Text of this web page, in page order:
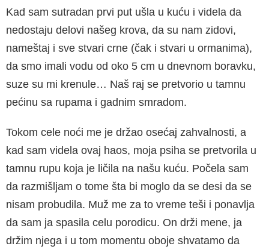
Kad sam sutradan prvi put ušla u kuću i videla da
nedostaju delovi našeg krova, da su nam zidovi,
nameštaj i sve stvari crne (čak i stvari u ormanima),
da smo imali vodu od oko 5 cm u dnevnom boravku,
suze su mi krenule… Naš raj se pretvorio u tamnu
pećinu sa rupama i gadnim smradom.
Tokom cele noći me je držao osećaj zahvalnosti, a
kad sam videla ovaj haos, moja psiha se pretvorila u
tamnu rupu koja je ličila na našu kuću. Počela sam
da razmišljam o tome šta bi moglo da se desi da se
nisam probudila. Muž me za to vreme teši i ponavlja
da sam ja spasila celu porodicu. On drži mene, ja
držim njega i u tom momentu oboje shvatamo da